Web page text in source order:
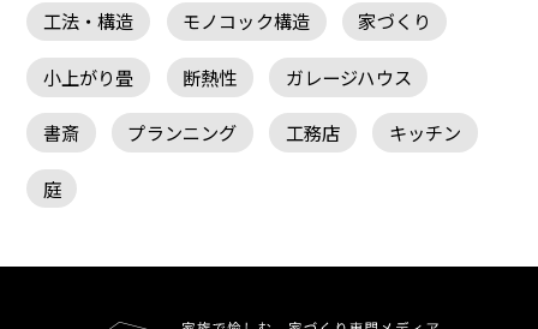
工法・構造 モノコック構造 家づくり
小上がり畳 断熱性 ガレージハウス
書斎 プランニング 工務店 キッチン
庭